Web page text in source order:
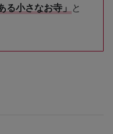
る小さなお寺」 と